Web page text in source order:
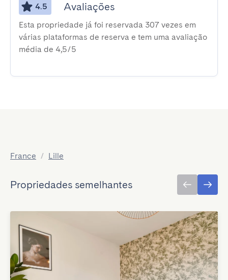
4.5 Avaliações
Esta propriedade já foi reservada 307 vezes em
várias plataformas de reserva e tem uma avaliação
média de 4,5/5
France / Lille
Propriedades semelhantes